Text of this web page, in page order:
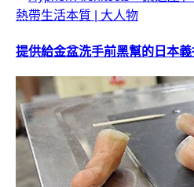
提供給金盆洗手前黑幫的日本